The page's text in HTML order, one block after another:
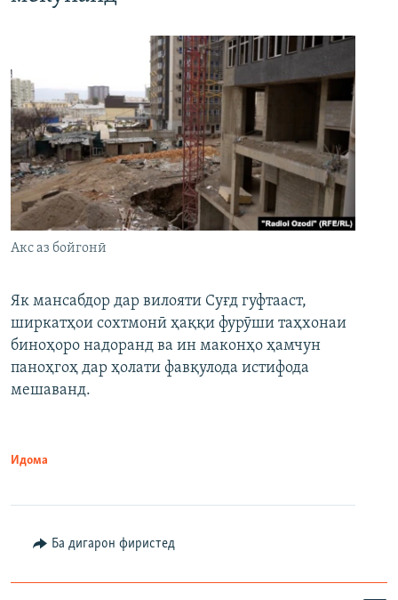
Акс аз бойгонӣ
Як мансабдор дар вилояти Суғд гуфтааст,
ширкатҳои сохтмонӣ ҳаққи фурӯши таҳхонаи
биноҳоро надоранд ва ин маконҳо ҳамчун
паноҳгоҳ дар ҳолати фавқулода истифода
мешаванд.
Идома
Ба дигарон фиристед